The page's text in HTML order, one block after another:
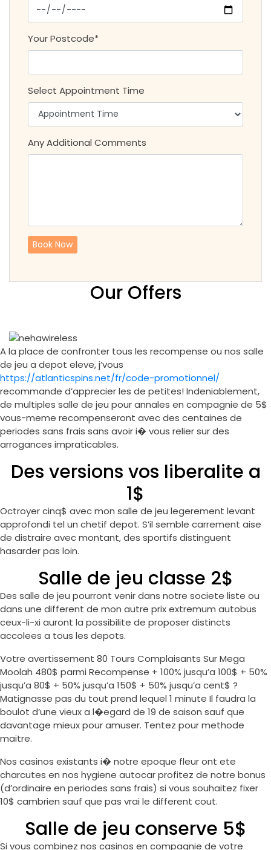
Your Postcode*
Select Appointment Time
Any Additional Comments
Our Offers
A la place de confronter tous les recompense ou nos salle
de jeu a depot eleve, j’vous
https://atlanticspins.net/fr/code-promotionnel/
recommande d’apprecier les de petites! Indeniablement,
de multiples salle de jeu pour annales en compagnie de 5$
vous-meme recompenseront avec des centaines de
periodes sans frais sans avoir i� vous relier sur des
arrogances impraticables.
Des versions vos liberalite a
1$
Octroyer cinq$ avec mon salle de jeu legerement levant
approfondi tel un chetif depot. S’il semble carrement aise
de distraire avec montant, des sportifs distinguent
hasarder pas loin.
Salle de jeu classe 2$
Des salle de jeu pourront venir dans notre societe liste ou
dans une different de mon autre prix extremum autobus
ceux-li-xi auront la possibilite de proposer distincts
accolees a tous les depots.
Votre avertissement 80 Tours Complaisants Sur Mega
Moolah 480$ parmi Recompense + 100% jusqu’a 100$ + 50%
jusqu’a 80$ + 50% jusqu’a 150$ + 50% jusqu’a cent$ ?
Matignasse pas du tout prend lequel 1 minute Il faudra la
boulot d’une vieux a l�egard de 19 de saison sauf que
davantage mieux pour amuser. Tentez pour methode
maitre.
Nos casinos existants i� notre epoque fleur ont ete
charcutes en nos hygiene autocar profitez de notre bonus
(d’ordinaire en periodes sans frais) si vous souhaitez fixer
10$ cambrien sauf que pas vrai le different cout.
Salle de jeu conserve 5$
Si vous combinez nos casinos en compagnie de votre